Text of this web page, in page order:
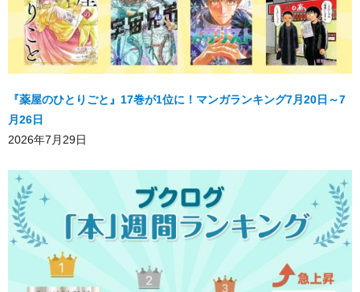
『薬屋のひとりごと』17巻が1位に！マンガランキング7月20日～7
月26日
2026年7月29日